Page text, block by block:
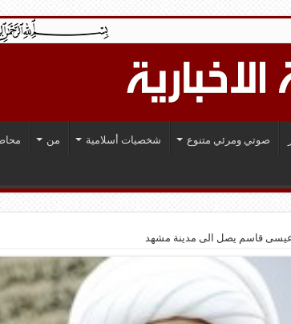
صوتي ومرئي متنوع شخصيات أسلامية من
عيسى قاسم يصل الى مدينة مشهد